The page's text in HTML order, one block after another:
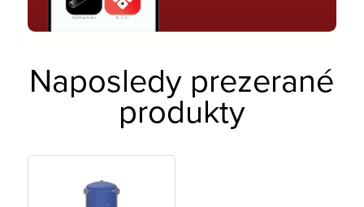
Naposledy prezerané
produkty